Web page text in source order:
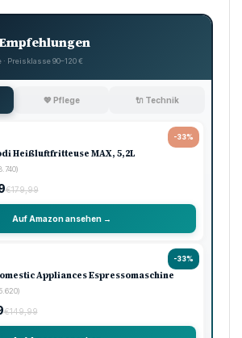
Preisklasse 90–120 €
💖 Pflege 🔌 Technik
-33%
Heißluftfritteuse MAX, 5,2L
€179,99
Auf Amazon ansehen →
-33%
Appliances Espressomaschine
€149,99